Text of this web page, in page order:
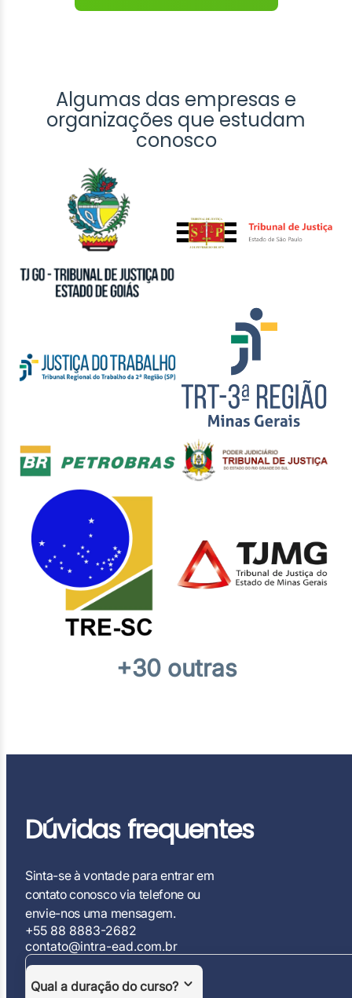
Algumas das empresas e
organizações que estudam
conosco
+30 outras
Dúvidas frequentes
Sinta-se à vontade para entrar em
contato conosco via telefone ou
envie-nos uma mensagem.
+55 88 8883-2682
contato@intra-ead.com.br
Qual a duração do curso?